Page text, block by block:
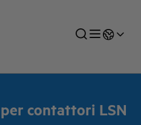
contattori LSN